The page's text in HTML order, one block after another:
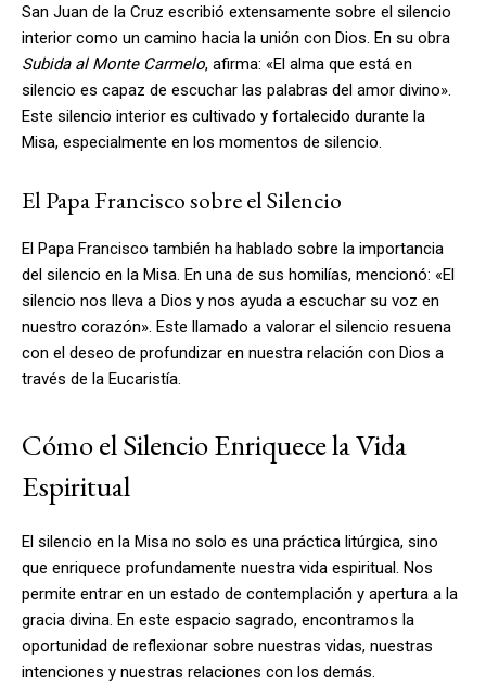
San Juan de la Cruz escribió extensamente sobre el silencio
interior como un camino hacia la unión con Dios. En su obra
Subida al Monte Carmelo, afirma: «El alma que está en
silencio es capaz de escuchar las palabras del amor divino».
Este silencio interior es cultivado y fortalecido durante la
Misa, especialmente en los momentos de silencio.
El Papa Francisco sobre el Silencio
El Papa Francisco también ha hablado sobre la importancia
del silencio en la Misa. En una de sus homilías, mencionó: «El
silencio nos lleva a Dios y nos ayuda a escuchar su voz en
nuestro corazón». Este llamado a valorar el silencio resuena
con el deseo de profundizar en nuestra relación con Dios a
través de la Eucaristía.
Cómo el Silencio Enriquece la Vida
Espiritual
El silencio en la Misa no solo es una práctica litúrgica, sino
que enriquece profundamente nuestra vida espiritual. Nos
permite entrar en un estado de contemplación y apertura a la
gracia divina. En este espacio sagrado, encontramos la
oportunidad de reflexionar sobre nuestras vidas, nuestras
intenciones y nuestras relaciones con los demás.